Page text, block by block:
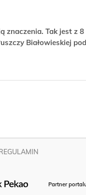
znaczenia. Tak jest z
Białowieskiej
Partner